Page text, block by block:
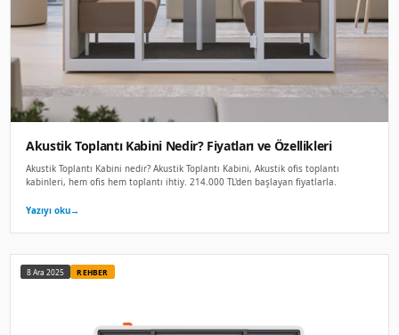
Ses yalıtımlı Kabin Nedir? Fiyatları ve
Ses yalıtımlı Kabin nedir? Ses yalıtımlı Kabin, Ses
yalıtım teknolojisi ile t. 114.000 TL'den başlayan fiyatlarla.
Yazıyı oku→
8 Ara 2025 OFIS